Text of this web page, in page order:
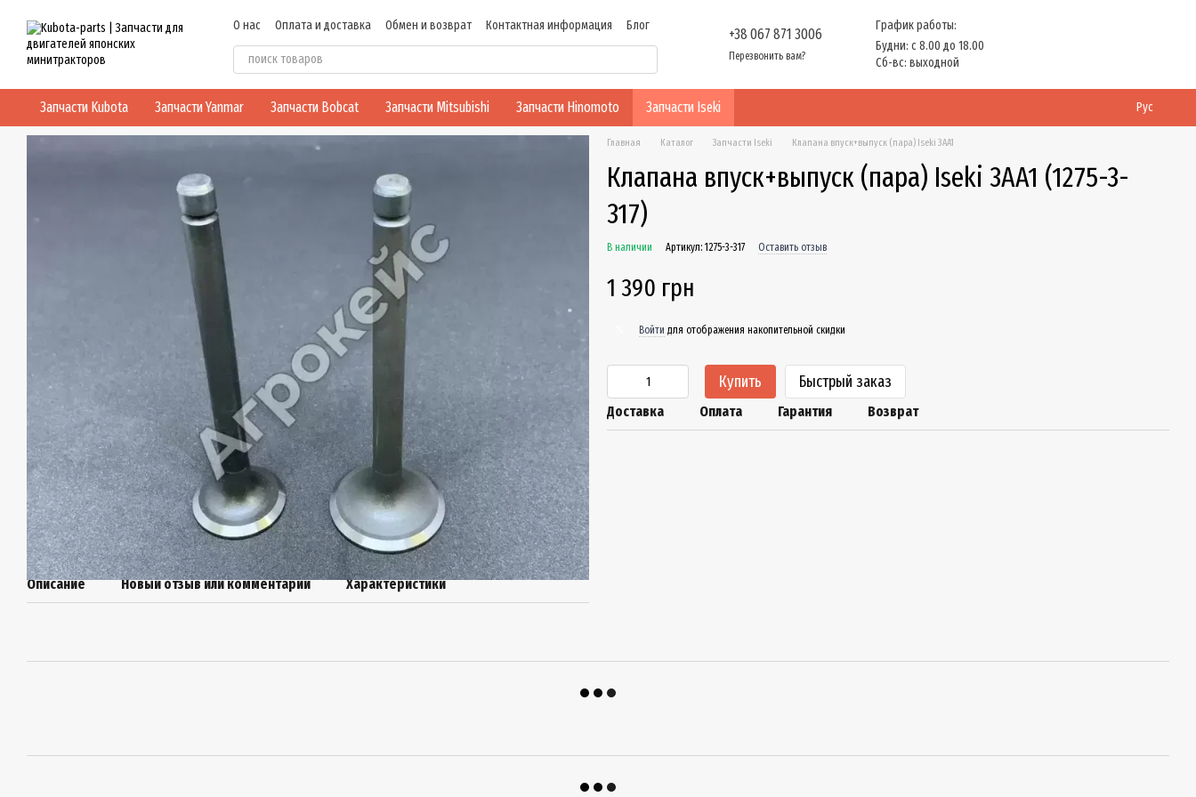
О нас Оплата и доставка Обмен и возврат Контактная информация
Блог
Политика конфиденциальности
+38 067 871 3006
Перезвонить вам?
График работы:
Будни: с 8.00 до 18.00
Сб-вс: выходной
Запчасти Kubota Запчасти Yanmar Запчасти Bobcat Запчасти Mitsubishi Запчасти Hinomoto Запчасти Iseki Рус
Описание Новый отзыв или комментарий Характеристики
Главная Каталог Запчасти Iseki Клапана впуск+выпуск (пара) Iseki 3AA1
Клапана впуск+выпуск (пара) Iseki 3AA1 (1275-3-
317)
В наличии Артикул: 1275-3-317 Оставить отзыв
1 390 грн
Войти для отображения накопительной скидки
Купить Быстрый заказ
Доставка Оплата Гарантия Возврат